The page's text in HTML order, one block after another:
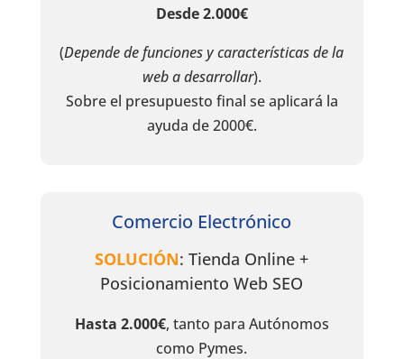
Desde 2.000€
(Depende de funciones y características de la
web a desarrollar).
Sobre el presupuesto final se aplicará la
ayuda de 2000€.
Comercio Electrónico
SOLUCIÓN: Tienda Online +
Posicionamiento Web SEO
Hasta 2.000€, tanto para Autónomos
como Pymes.